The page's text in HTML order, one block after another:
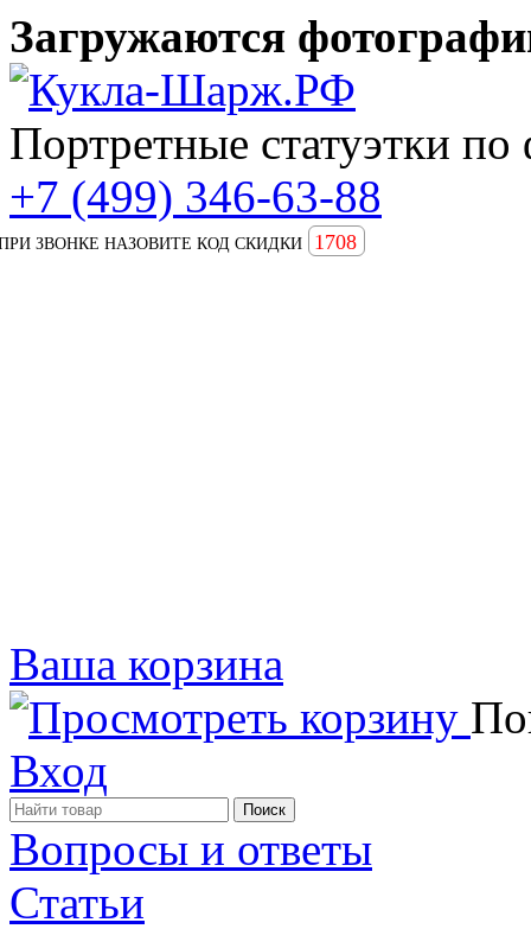
Загружаются
Портретные статуэтки по
+7 (499) 346-63-88
ЗВОНКЕ НАЗОВИТЕ КОД СКИДКИ 1708
Ваша корзина
Вход
Вопросы и ответы
Статьи